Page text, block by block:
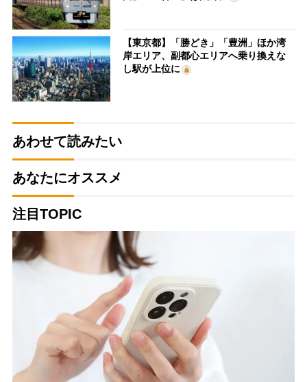
【東京都】「勝どき」「豊洲」ほか湾
岸エリア、副都心エリアへ乗り換えな
し駅が上位に
あわせて読みたい
あなたにオススメ
注目TOPIC